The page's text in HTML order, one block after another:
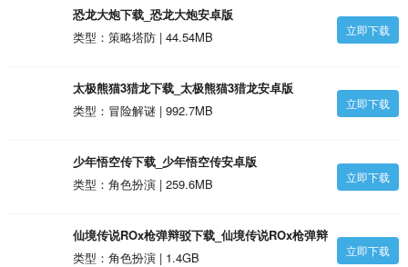
恐龙大炮下载_恐龙大炮安卓版
类型：策略塔防 | 44.54MB
立即下载
太极熊猫3猎龙下载_太极熊猫3猎龙安卓版
类型：冒险解谜 | 992.7MB
立即下载
少年悟空传下载_少年悟空传安卓版
类型：角色扮演 | 259.6MB
立即下载
仙境传说ROx枪弹辩驳下载_仙境传说ROx枪弹辩
驳安卓版
类型：角色扮演 | 1.4GB 立即下载